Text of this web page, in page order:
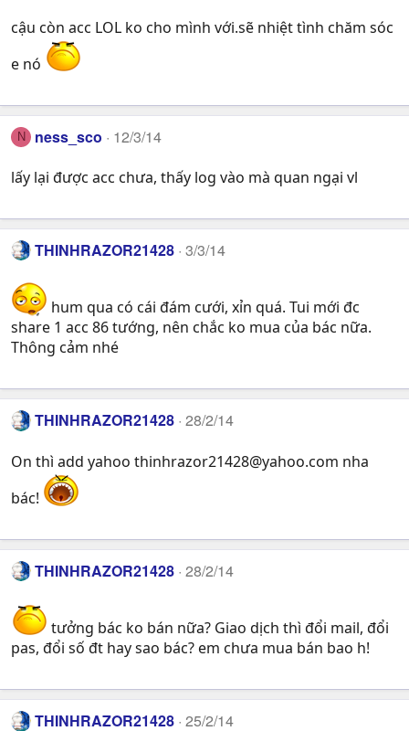
cậu còn acc LOL ko cho mình với.sẽ nhiệt tình chăm sóc
e nó
N ness_sco 12/3/14
lấy lại được acc chưa, thấy log vào mà quan ngại vl
THINHRAZOR21428 3/3/14
hum qua có cái đám cưới, xỉn quá. Tui mới đc
share 1 acc 86 tướng, nên chắc ko mua của bác nữa.
Thông cảm nhé
THINHRAZOR21428 28/2/14
On thì add yahoo thinhrazor21428@yahoo.com nha
bác!
THINHRAZOR21428 28/2/14
tưởng bác ko bán nữa? Giao dịch thì đổi mail, đổi
pas, đổi số đt hay sao bác? em chưa mua bán bao h!
THINHRAZOR21428 25/2/14